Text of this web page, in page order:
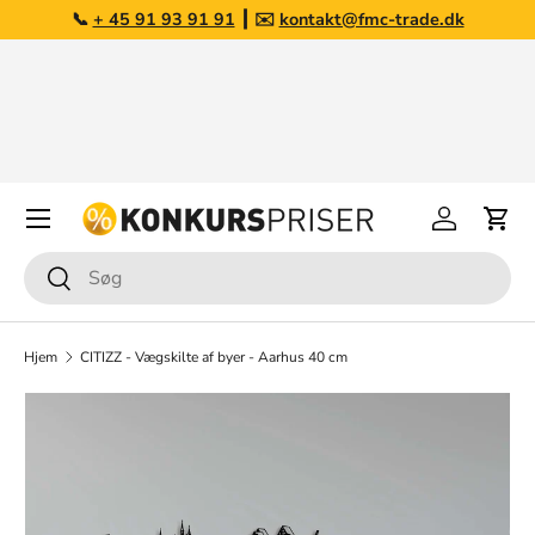
Gå til indhold
📞 + 45 91 93 91 91 ┃ ✉️ kontakt@fmc-trade.dk
Søg
Søg
Log påKurv
Menu
Hjem CITIZZ - Vægskilte af byer - Aarhus 40 cm